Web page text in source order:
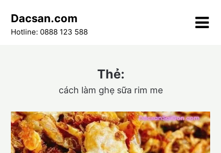
content
Dacsan.com
Hotline: 0888 123 588
Thẻ:
cách làm ghẹ sữa rim me